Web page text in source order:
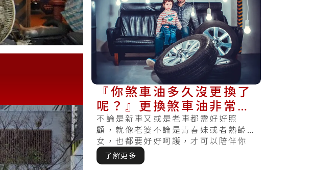
『你煞車油多久沒更換了
呢？』更換煞車油非常重
要！
不論是新車又或是老車都需好好照
顧，就像老婆不論是青春妹或者熟齡
女，也都要好好呵護，才可以陪伴你
走得長久。無好好保養抑或是按期檢
查，哪天察.....
了解更多